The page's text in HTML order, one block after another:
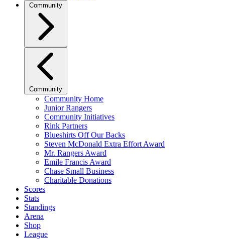
Community
Community
Community Home
Junior Rangers
Community Initiatives
Rink Partners
Blueshirts Off Our Backs
Steven McDonald Extra Effort Award
Mr. Rangers Award
Emile Francis Award
Chase Small Business
Charitable Donations
Scores
Stats
Standings
Arena
Shop
League